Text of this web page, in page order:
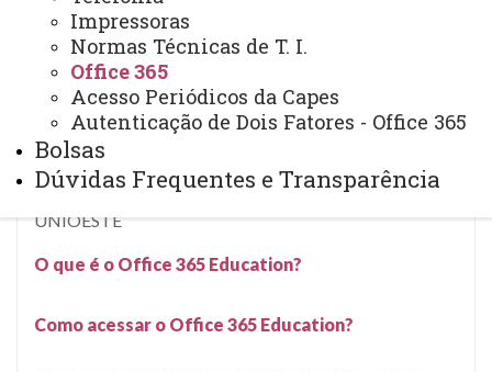
Impressoras
Normas Técnicas de T. I.
Office 365
Acesso Periódicos da Capes
Autenticação de Dois Fatores - Office 365
Bolsas
Dúvidas Frequentes e Transparência
Office 365
Disponibilização oficial do
365para toda a Comunidade Acadêmica da
UNIOESTE
O que é o Office 365 Education?
Como acessar o Office 365 Education?